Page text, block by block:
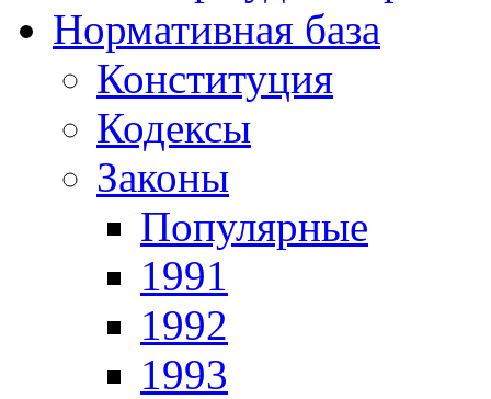
Нормативная база
Конституция
Кодексы
Законы
Популярные
1991
1992
1993